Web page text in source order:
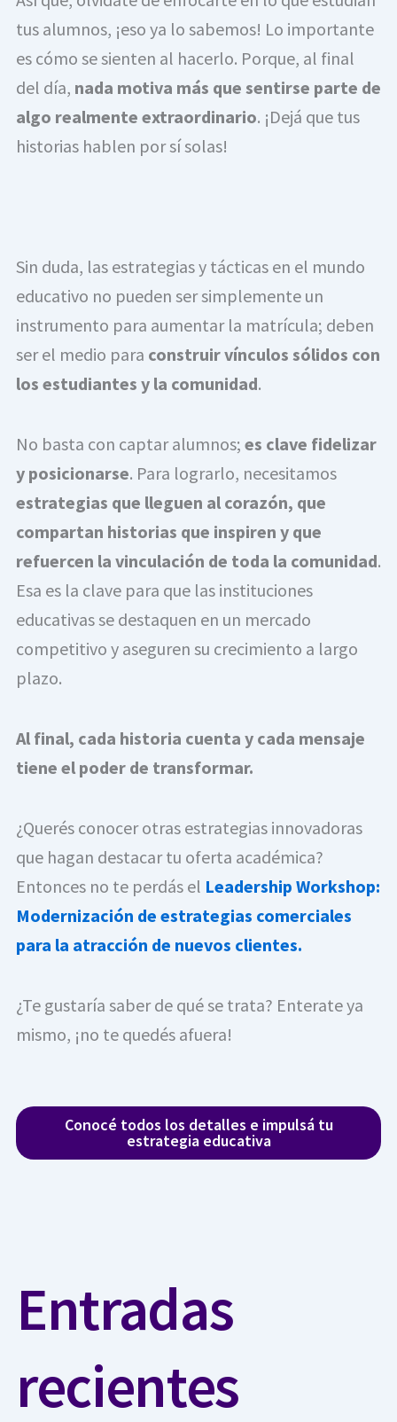
tus alumnos, ¡eso ya lo sabemos! Lo importante
es cómo se sienten al hacerlo. Porque, al final
del día, nada motiva más que sentirse parte de
algo realmente extraordinario. ¡Dejá que tus
historias hablen por sí solas!
Sin duda, las estrategias y tácticas en el mundo
educativo no pueden ser simplemente un
instrumento para aumentar la matrícula; deben
ser el medio para construir vínculos sólidos con
los estudiantes y la comunidad.
No basta con captar alumnos; es clave fidelizar
y posicionarse. Para lograrlo, necesitamos
estrategias que lleguen al corazón, que
compartan historias que inspiren y que
refuercen la vinculación de toda la comunidad.
Esa es la clave para que las instituciones
educativas se destaquen en un mercado
competitivo y aseguren su crecimiento a largo
plazo.
Al final, cada historia cuenta y cada mensaje
tiene el poder de transformar.
¿Querés conocer otras estrategias innovadoras
que hagan destacar tu oferta académica?
Entonces no te perdás el Leadership Workshop:
Modernización de estrategias comerciales
para la atracción de nuevos clientes.
¿Te gustaría saber de qué se trata? Enterate ya
mismo, ¡no te quedés afuera!
Conocé todos los detalles e impulsá tu
estrategia educativa
Entradas
recientes